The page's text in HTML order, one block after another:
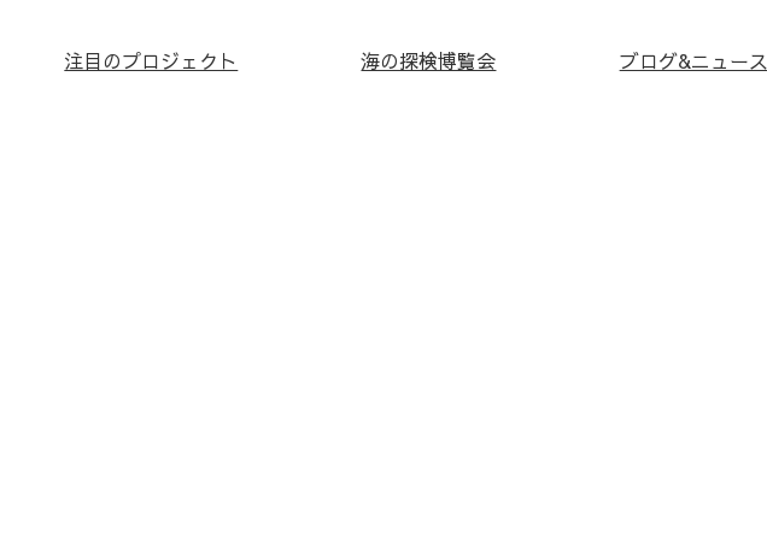
注目のプロジェクト 海の探検博覧会 ブログ&ニュース